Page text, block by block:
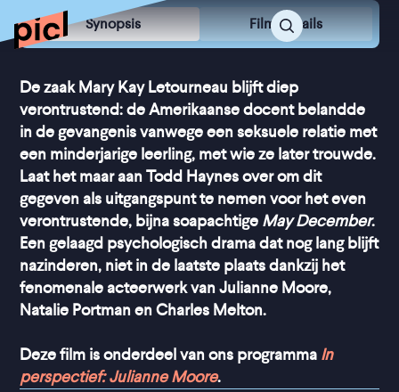
Synopsis Film Details
De zaak Mary Kay Letourneau blijft diep
verontrustend: de Amerikaanse docent belandde
in de gevangenis vanwege een seksuele relatie met
een minderjarige leerling, met wie ze later trouwde.
Laat het maar aan Todd Haynes over om dit
gegeven als uitgangspunt te nemen voor het even
verontrustende, bijna soapachtige May December.
Een gelaagd psychologisch drama dat nog lang blijft
nazinderen, niet in de laatste plaats dankzij het
fenomenale acteerwerk van Julianne Moore,
Natalie Portman en Charles Melton.
Deze film is onderdeel van ons programma In
perspectief: Julianne Moore.